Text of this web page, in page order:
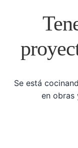
Finalizar compra
Mi cuenta
Nosotros
Se está
en obras